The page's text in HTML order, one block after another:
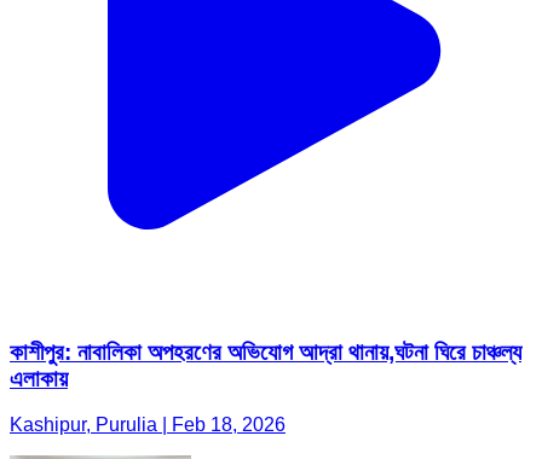
কাশীপুর: নাবালিকা অপহরণের অভিযোগ আদ্রা থানায়,ঘটনা ঘিরে চাঞ্চল্য
এলাকায়
Kashipur, Purulia | Feb 18, 2026